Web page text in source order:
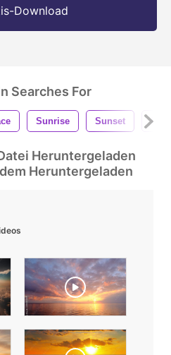
Download
Searches For
Sunrise Sunset Blue
Heruntergeladen
Heruntergeladen